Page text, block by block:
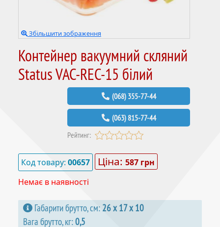
Збільшити зображення
Контейнер вакуумний скляний
Status VAC-REC-15 білий
(068) 355-77-44
(063) 815-77-44
Рейтинг:
Код товару: 00657 Ціна: 587 грн
Немає в наявності
Габарити брутто, см: 26 х 17 х 10
Вага брутто, кг:0,5